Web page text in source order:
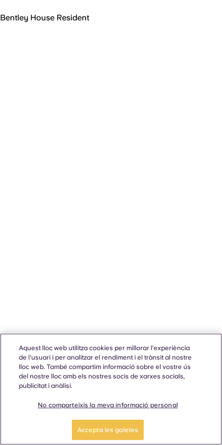
Bentley House Resident
Aquest lloc web utilitza cookies per millorar l'experiència
de l'usuari i per analitzar el rendiment i el trànsit al nostre
lloc web. També compartim informació sobre el vostre ús
del nostre lloc amb els nostres socis de xarxes socials,
publicitat i anàlisi.
No comparteixis la meva informació personal
Accepta les galetes